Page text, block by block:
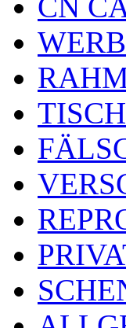
CN